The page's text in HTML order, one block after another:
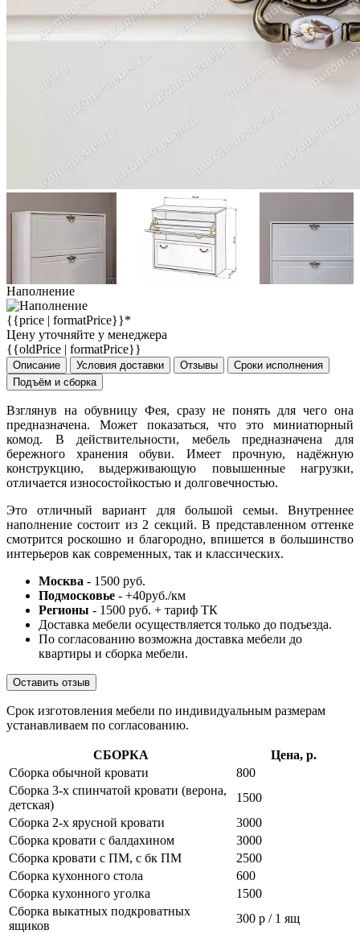
Наполнение
{{price | formatPrice}}*
Цену уточняйте у менеджера
{{oldPrice | formatPrice}}
Описание Условия доставки Отзывы
Сроки исполнения
Подъём и сборка
Взглянув на обувницу Фея, сразу не понять для чего она
предназначена. Может показаться, что это миниатюрный
комод. В действительности, мебель предназначена для
бережного хранения обуви. Имеет прочную, надёжную
конструкцию, выдерживающую повышенные нагрузки,
отличается износостойкостью и долговечностью.
Это отличный вариант для большой семьи. Внутреннее
наполнение состоит из 2 секций. В представленном оттенке
смотрится роскошно и благородно, впишется в большинство
интерьеров как современных, так и классических.
Москва - 1500 руб.
Подмосковье - +40руб./км
Регионы - 1500 руб. + тариф ТК
Доставка мебели осуществляется только до подъезда.
По согласованию возможна доставка мебели до
квартиры и сборка мебели.
Оставить отзыв
Срок изготовления мебели по индивидуальным размерам
устанавливаем по согласованию.
СБОРКА
Цена, р.
Сборка обычной кровати
800
Сборка 3-х спинчатой кровати (верона,
детская)
1500
Сборка 2-х ярусной кровати
3000
Сборка кровати с балдахином
3000
Сборка кровати с ПМ, с бк ПМ
2500
Сборка кухонного стола
600
Сборка кухонного уголка
1500
Сборка выкатных подкроватных
ящиков
300 р / 1 ящ